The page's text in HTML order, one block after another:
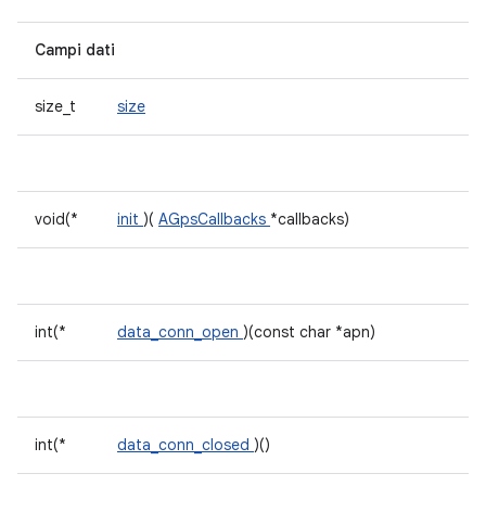
Campi dati
size_t size
void(* init )( AGpsCallbacks *callbacks)
int(* data_conn_open )(const char *apn)
int(* data_conn_closed )()